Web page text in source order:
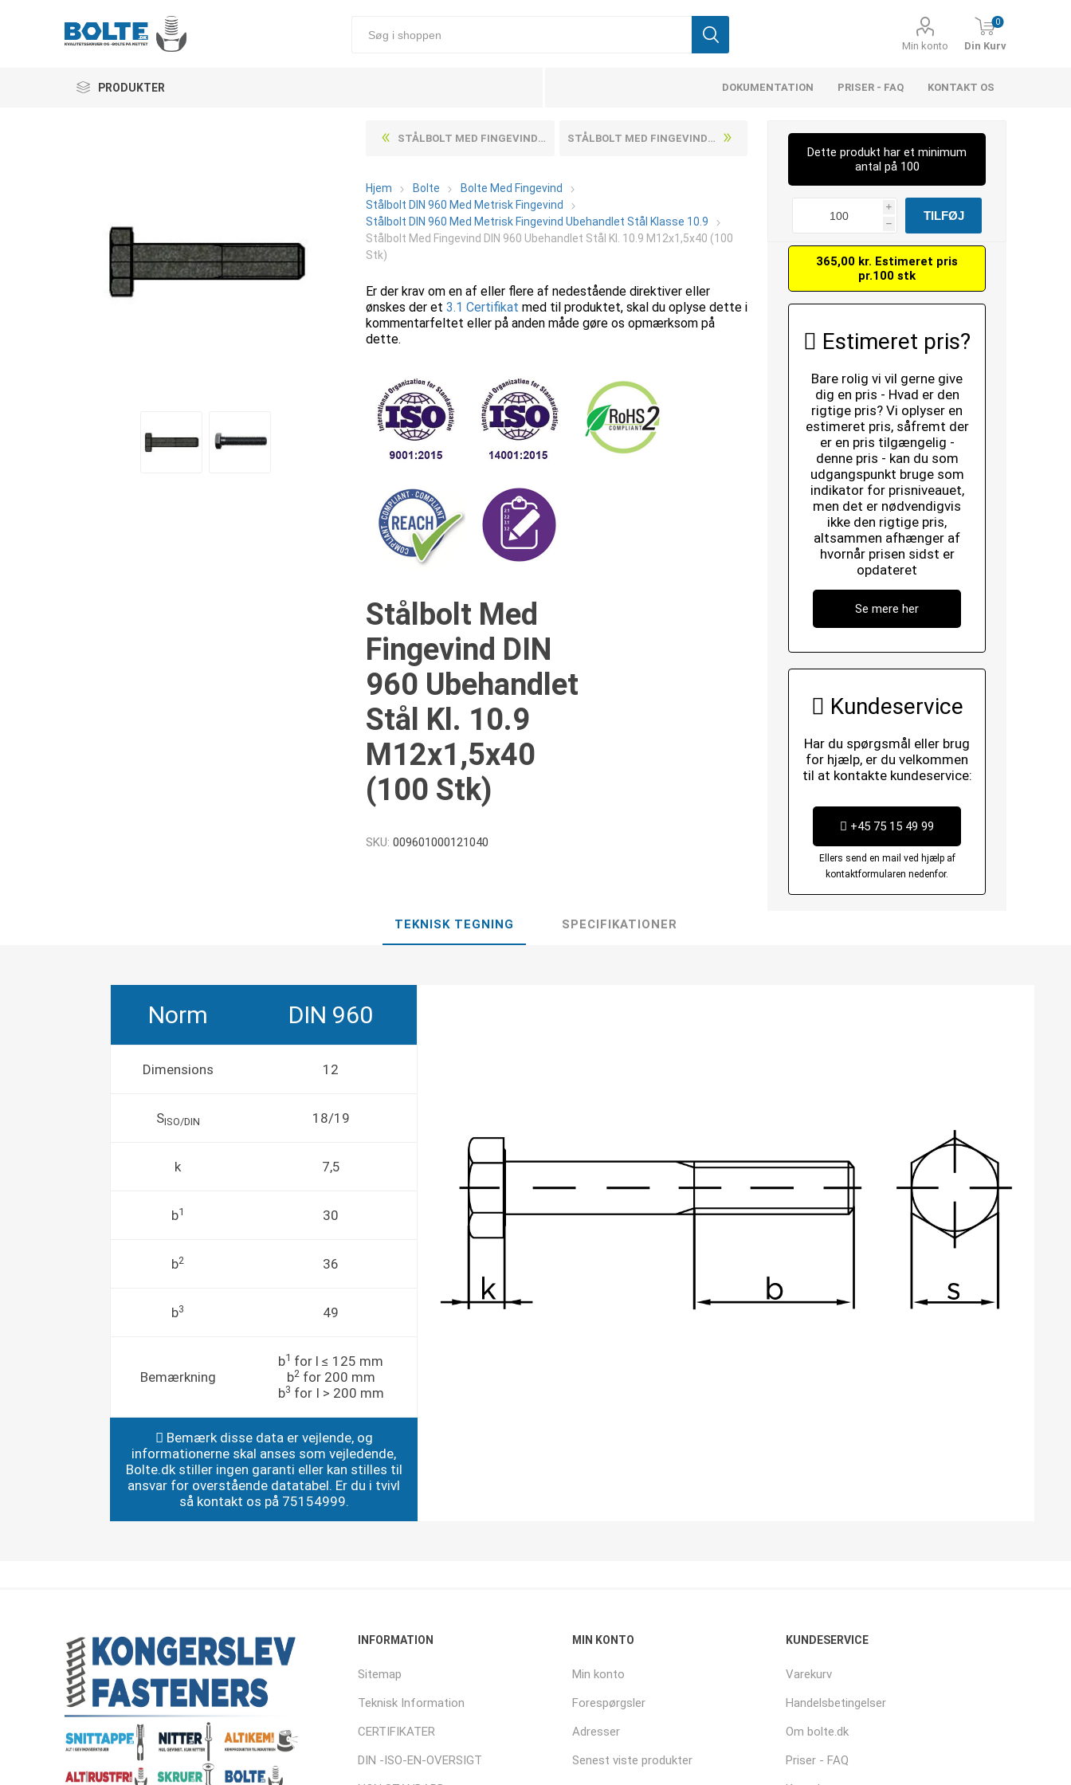
Min konto
0
Din Kurv
PRODUKTER DOKUMENTATION PRISER - FAQ KONTAKT OS
STÅLBOLT MED FINGEVIND DIN 960 UBEHANDLET STÅL KL. 10.9 M12X1,5X35 (100 STK) STÅLBOLT MED FINGEVIND DIN 960 UBEHANDLET STÅL KL. 10.9 M12X1,5X45 (100 STK)
Hjem Bolte
Bolte Med Fingevind
Stålbolt DIN 960 Med Metrisk Fingevind
Stålbolt DIN 960 Med Metrisk Fingevind Ubehandlet Stål Klasse 10.9
Stålbolt Med Fingevind DIN 960 Ubehandlet Stål Kl. 10.9 M12x1,5x40 (100
Stk)
Er der krav om en af eller flere af nedestående direktiver eller
ønskes der et3.1 Certifikat med til produktet, skal du oplyse dette i
kommentarfeltet eller på anden måde gøre os opmærksom på
dette.
Stålbolt Med
Fingevind DIN
960 Ubehandlet
Stål Kl. 10.9
M12x1,5x40
(100 Stk)
SKU: 009601000121040
Dette produkt har et minimum
antal på 100
i
h
365,00 kr. Estimeret pris
pr.100 stk
Estimeret pris?
Bare rolig vi vil gerne give
dig en pris - Hvad er den
rigtige pris? Vi oplyser en
estimeret pris, såfremt der
er en pris tilgængelig -
denne pris - kan du som
udgangspunkt bruge som
indikator for prisniveauet,
men det er nødvendigvis
ikke den rigtige pris,
altsammen afhænger af
hvornår prisen sidst er
opdateret
Se mere her
Kundeservice
Har du spørgsmål eller brug
for hjælp, er du velkommen
til at kontakte kundeservice:
+45 75 15 49 99
Ellers send en mail ved hjælp af
kontaktformularen nedenfor.
TEKNISK TEGNING SPECIFIKATIONER
Norm DIN 960
Dimensions 12
SISO/DIN 18/19
k 7,5
b1 30
b2 36
b3 49
Bemærkning
b1 for l ≤ 125 mm
b2for 200 mm
b3 for I > 200 mm
Bemærk disse data er vejlende, og
informationerne skal anses som vejledende,
Bolte.dk stiller ingen garanti eller kan stilles til
ansvar for overstående datatabel. Er du i tvivl
så kontakt os på 75154999.
INFORMATION
Sitemap
Teknisk Information
CERTIFIKATER
DIN -ISO-EN-OVERSIGT
MIN KONTO
Min konto
Forespørgsler
Adresser
Senest viste produkter
KUNDESERVICE
Varekurv
Handelsbetingelser
Om bolte.dk
Priser - FAQ